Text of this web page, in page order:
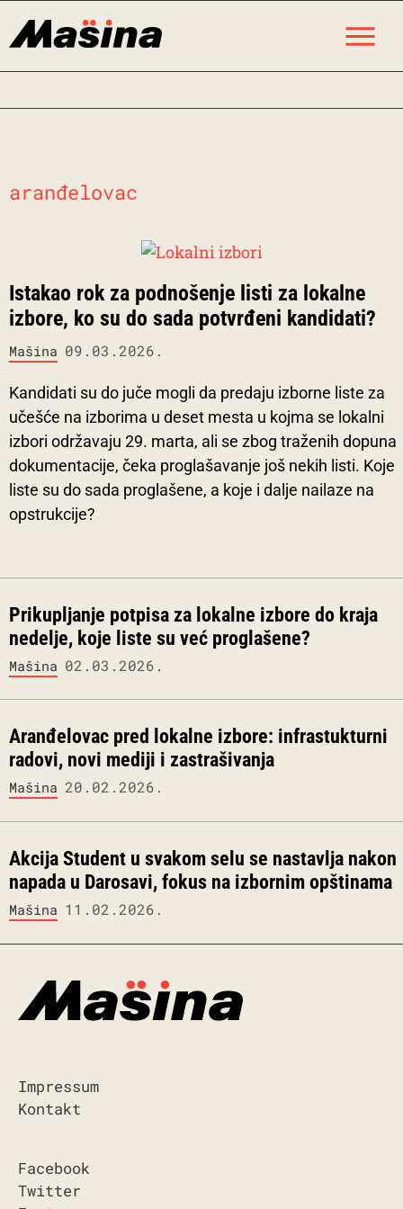
aranđelovac
Istakao rok za podnošenje listi za lokalne
izbore, ko su do sada potvrđeni kandidati?
Mašina 09.03.2026.
Kandidati su do juče mogli da predaju izborne liste za
učešće na izborima u deset mesta u kojma se lokalni
izbori održavaju 29. marta, ali se zbog traženih dopuna
dokumentacije, čeka proglašavanje još nekih listi. Koje
liste su do sada proglašene, a koje i dalje nailaze na
opstrukcije?
Prikupljanje potpisa za lokalne izbore do kraja
nedelje, koje liste su već proglašene?
Mašina 02.03.2026.
Aranđelovac pred lokalne izbore: infrastukturni
radovi, novi mediji i zastrašivanja
Mašina 20.02.2026.
Akcija Student u svakom selu se nastavlja nakon
napada u Darosavi, fokus na izbornim opštinama
Mašina 11.02.2026.
Impressum
Kontakt
Facebook
Twitter